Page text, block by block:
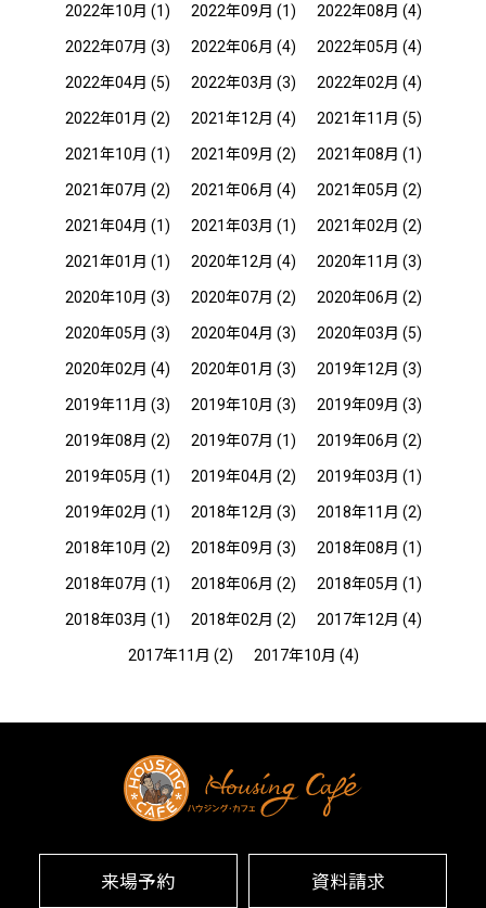
2022年10月 (1) 2022年09月 (1) 2022年08月 (4)
2022年07月 (3) 2022年06月 (4) 2022年05月 (4)
2022年04月 (5) 2022年03月 (3) 2022年02月 (4)
2022年01月 (2) 2021年12月 (4) 2021年11月 (5)
2021年10月 (1) 2021年09月 (2) 2021年08月 (1)
2021年07月 (2) 2021年06月 (4) 2021年05月 (2)
2021年04月 (1) 2021年03月 (1) 2021年02月 (2)
2021年01月 (1) 2020年12月 (4) 2020年11月 (3)
2020年10月 (3) 2020年07月 (2) 2020年06月 (2)
2020年05月 (3) 2020年04月 (3) 2020年03月 (5)
2020年02月 (4) 2020年01月 (3) 2019年12月 (3)
2019年11月 (3) 2019年10月 (3) 2019年09月 (3)
2019年08月 (2) 2019年07月 (1) 2019年06月 (2)
2019年05月 (1) 2019年04月 (2) 2019年03月 (1)
2019年02月 (1) 2018年12月 (3) 2018年11月 (2)
2018年10月 (2) 2018年09月 (3) 2018年08月 (1)
2018年07月 (1) 2018年06月 (2) 2018年05月 (1)
2018年03月 (1) 2018年02月 (2) 2017年12月 (4)
2017年11月 (2) 2017年10月 (4)
来場予約 資料請求